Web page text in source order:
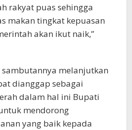
rakyat puas sehingga
makan tingkat kepuasan
akan ikut naik,”
sambutannya melanjutkan
dianggap sebagai
dalam hal ini Bupati
mendorong
yang baik kepada